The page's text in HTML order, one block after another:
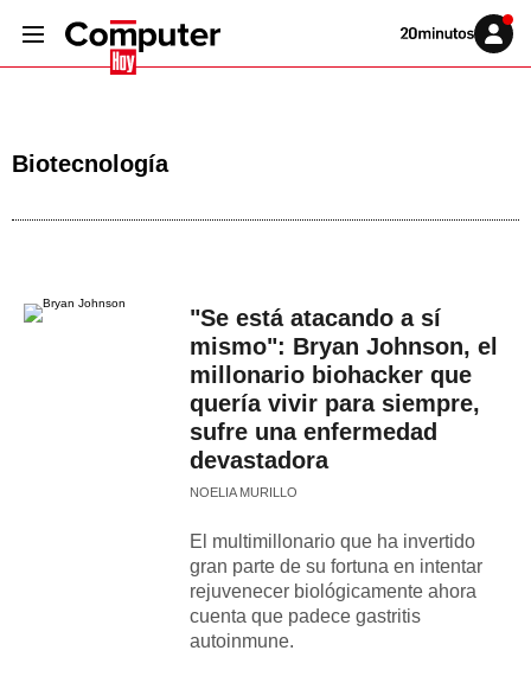
Volver
Iniciar
sesión
Biotecnología
"Se está atacando a sí
mismo": Bryan Johnson, el
millonario biohacker que
quería vivir para siempre,
sufre una enfermedad
devastadora
NOELIA MURILLO
El multimillonario que ha invertido
gran parte de su fortuna en intentar
rejuvenecer biológicamente ahora
cuenta que padece gastritis
autoinmune.